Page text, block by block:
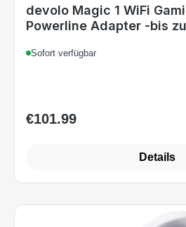
devolo Magic 1 WiFi
Powerline Adapter -bis
Cloud Gaming, 2x LAN
Sofort verfügbar
Regular price:
€101.99
Details